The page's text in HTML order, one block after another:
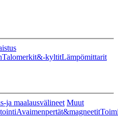
Talomerkit&-kyltitLämpömittarit
ja maalausvälineet Muut
Avaimenpertät&magneetit